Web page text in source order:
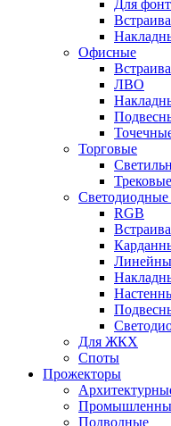
Для
Офисные
ЛВО
Торговые
Трековые
Светодиодные
RGB
Для ЖКХ
Споты
Прожекторы
Подводные